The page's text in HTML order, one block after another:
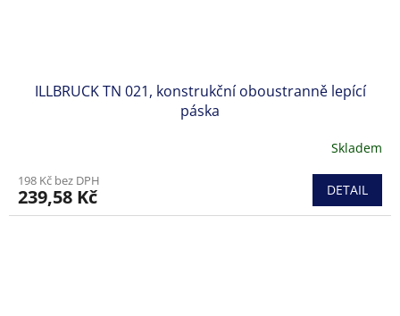
ILLBRUCK TN 021, konstrukční oboustranně lepící
páska
Skladem
198 Kč bez DPH
239,58 Kč DETAIL